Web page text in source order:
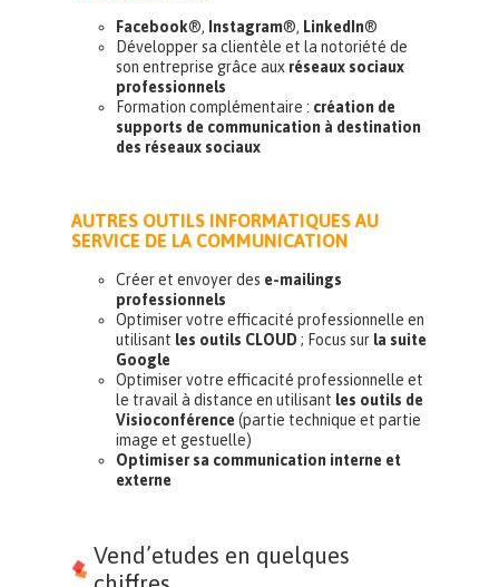
Facebook®, Instagram®, LinkedIn®
Développer sa clientèle et la notoriété de
son entreprise grâce aux réseaux sociaux
professionnels
Formation complémentaire : création de
supports de communication à destination
des réseaux sociaux
AUTRES OUTILS INFORMATIQUES AU
SERVICE DE LA COMMUNICATION
Créer et envoyer des e-mailings
professionnels
Optimiser votre efficacité professionnelle en
utilisant les outils CLOUD ; Focus surla suite
Google
Optimiser votre efficacité professionnelle et
le travail à distance en utilisant les outils de
Visioconférence (partie technique et partie
image et gestuelle)
Optimiser sa communication interne et
externe
Vend’etudes en quelques